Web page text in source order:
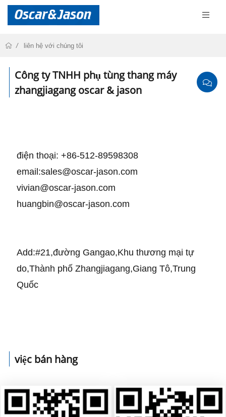
liên hệ với chúng tôi
Công ty TNHH phụ tùng thang máy
zhangjiagang oscar & jason
điện thoại: +86-512-89598308
email:sales@oscar-jason.com
vivian@oscar-jason.com
huangbin@oscar-jason.com
Add:#21,đường Gangao,Khu thương mại tự
do,Thành phố Zhangjiagang,Giang Tô,Trung
Quốc
việc bán hàng